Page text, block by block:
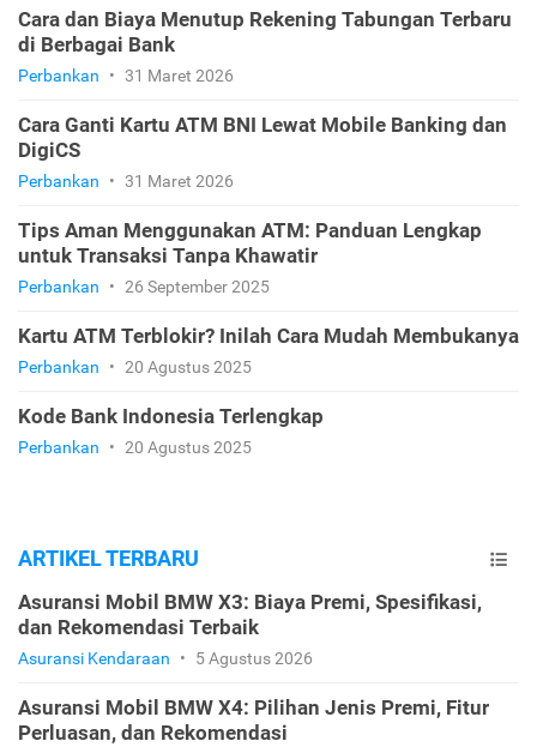
Cara dan Biaya Menutup Rekening Tabungan Terbaru
di Berbagai Bank
Perbankan • 31 Maret 2026
Cara Ganti Kartu ATM BNI Lewat Mobile Banking dan
DigiCS
Perbankan • 31 Maret 2026
Tips Aman Menggunakan ATM: Panduan Lengkap
untuk Transaksi Tanpa Khawatir
Perbankan • 26 September 2025
Kartu ATM Terblokir? Inilah Cara Mudah Membukanya
Perbankan • 20 Agustus 2025
Kode Bank Indonesia Terlengkap
Perbankan • 20 Agustus 2025
ARTIKEL TERBARU
Asuransi Mobil BMW X3: Biaya Premi, Spesifikasi,
dan Rekomendasi Terbaik
Asuransi Kendaraan • 5 Agustus 2026
Asuransi Mobil BMW X4: Pilihan Jenis Premi, Fitur
Perluasan, dan Rekomendasi